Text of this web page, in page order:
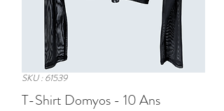
SKU : 61539
T-Shirt Domyos - 10 Ans